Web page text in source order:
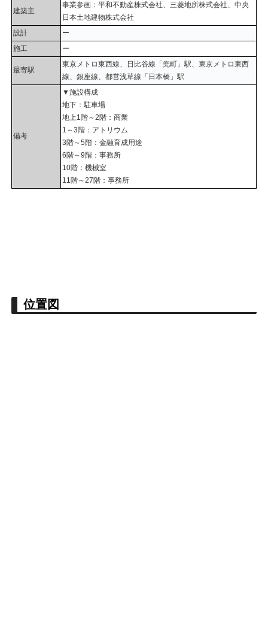
建築主
事業参画：平和不動産株式会社、三菱地所株式会社、中央
日本土地建物株式会社
設計
ー
施工
ー
最寄駅
東京メトロ東西線、日比谷線「兜町」駅、東京メトロ東西
線、銀座線、都営浅草線「日本橋」駅
備考
▼施設構成
地下：駐車場
地上1階～2階：商業
1～3階：アトリウム
3階～5階：金融育成用途
6階～9階：事務所
10階：機械室
11階～27階：事務所
位置図